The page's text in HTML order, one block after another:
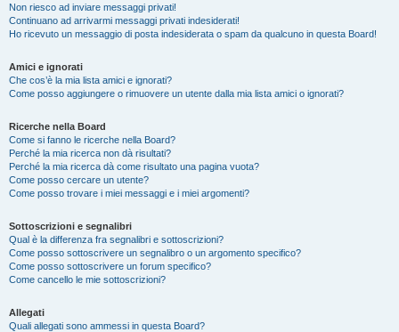
Non riesco ad inviare messaggi privati!
Continuano ad arrivarmi messaggi privati indesiderati!
Ho ricevuto un messaggio di posta indesiderata o spam da qualcuno in questa Board!
Amici e ignorati
Che cos’è la mia lista amici e ignorati?
Come posso aggiungere o rimuovere un utente dalla mia lista amici o ignorati?
Ricerche nella Board
Come si fanno le ricerche nella Board?
Perché la mia ricerca non dà risultati?
Perché la mia ricerca dà come risultato una pagina vuota?
Come posso cercare un utente?
Come posso trovare i miei messaggi e i miei argomenti?
Sottoscrizioni e segnalibri
Qual è la differenza fra segnalibri e sottoscrizioni?
Come posso sottoscrivere un segnalibro o un argomento specifico?
Come posso sottoscrivere un forum specifico?
Come cancello le mie sottoscrizioni?
Allegati
Quali allegati sono ammessi in questa Board?